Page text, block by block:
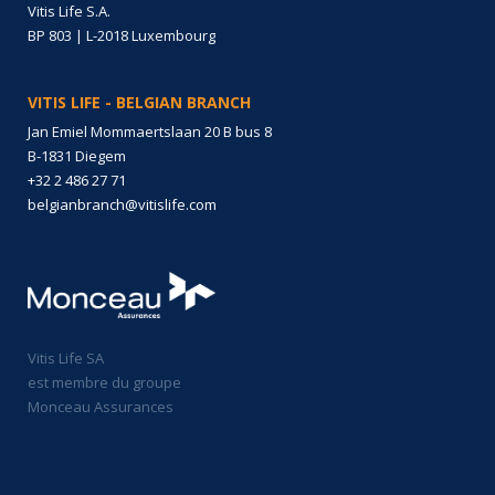
Vitis Life S.A.
BP 803 | L-2018 Luxembourg
VITIS LIFE - BELGIAN BRANCH
Jan Emiel Mommaertslaan 20 B bus 8
B-1831 Diegem
+32 2 486 27 71
belgianbranch@vitislife.com
Vitis Life SA
est membre du groupe
Monceau Assurances